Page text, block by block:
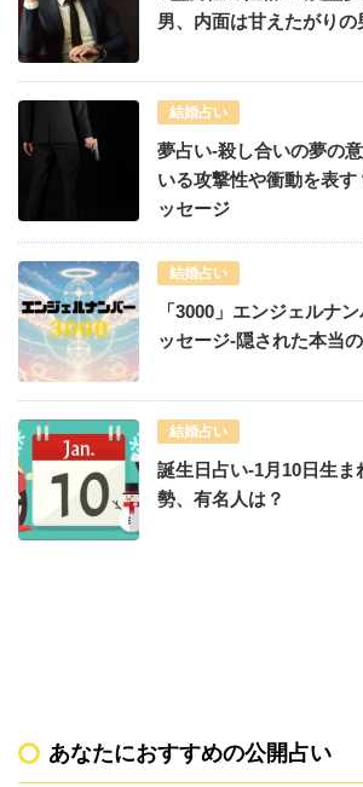
男、内面は甘えたがりの
結婚占い
夢占い-殺し合いの夢の
いる攻撃性や衝動を表
ッセージ
結婚占い
「3000」エンジェルナ
ッセージ-隠された本当
結婚占い
誕生日占い-1月10日生
勢、有名人は？
あなたにおすすめの公開占い